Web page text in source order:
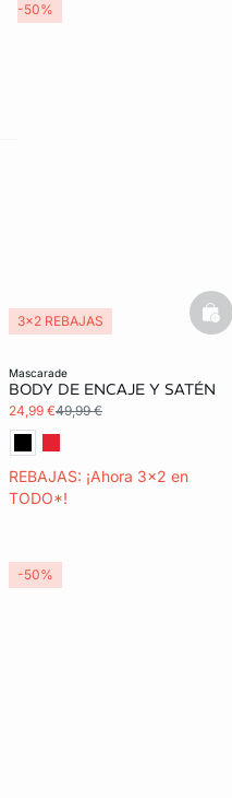
mascarade
BODY DE ENCAJE Y SATÉN
24,99 €49,99 €
REBAJAS: ¡Ahora 3x2 en
TODO*!
3x2 REBAJAS
-50%
-50%